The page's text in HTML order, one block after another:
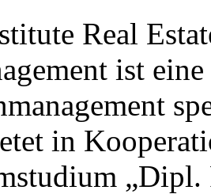
Real
ist
in
„Dipl.